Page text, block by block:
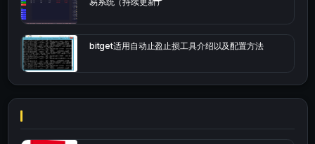
bitget适用自动止盈止损工具介绍以及配置方法